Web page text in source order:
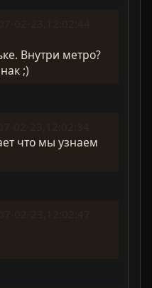
Внутри метро?
;)
что мы узнаем